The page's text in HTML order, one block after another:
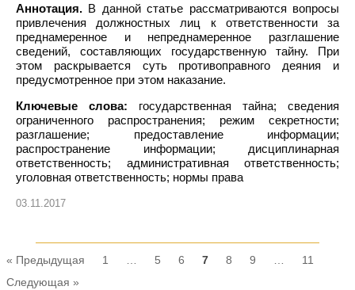
Аннотация. В данной статье рассматриваются вопросы
привлечения должностных лиц к ответственности за
преднамеренное и непреднамеренное разглашение
сведений, составляющих государственную тайну. При
этом раскрывается суть противоправного деяния и
предусмотренное при этом наказание.
Ключевые слова: государственная тайна; сведения
ограниченного распространения; режим секретности;
разглашение; предоставление информации;
распространение информации; дисциплинарная
ответственность; административная ответственность;
уголовная ответственность; нормы права
03.11.2017
« Предыдущая 1 … 5 6 7 8 9 …
11
Следующая »